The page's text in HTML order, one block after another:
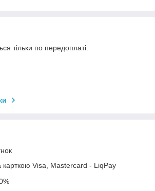
тільки по передоплаті.
Visa, Mastercard - LiqPay